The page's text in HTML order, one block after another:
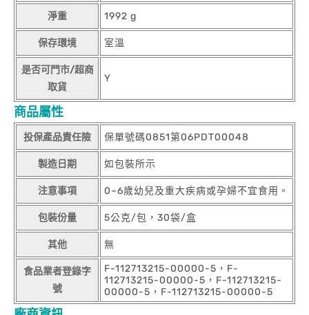
淨重 1992 g
保存環境 室溫
是否可門市/超商
取貨
Y
商品屬性
投保產品責任險 保單號碼0851第06PDT00048
製造日期 如包裝所示
注意事項 0~6歲幼兒及重大疾病或孕婦不宜食用。
包裝份量 5公克/包，30袋/盒
其他 無
食品業者登錄字
號
F-112713215-00000-5，F-
112713215-00000-5，F-112713215-
00000-5，F-112713215-00000-5